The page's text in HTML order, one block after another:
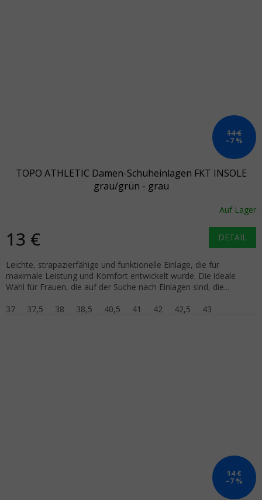
14 €
–7 %
TOPO ATHLETIC Damen-Schuheinlagen FKT INSOLE
grau/grün - grau
Auf Lager
13 € DETAIL
Leichte, strapazierfähige und funktionelle Einlage, die für
maximale Leistung und Komfort entwickelt wurde. Die ideale
Wahl für Frauen, die auf der Suche nach Einlagen sind, die...
37
37,5 38 38,5 40,5 41 42 42,5 43
14 €
–7 %